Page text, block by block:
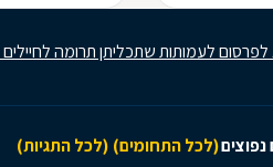
לפרסום לעמותות שתכליתן תרומה
(לכל התחומים) (לכל התגיות)